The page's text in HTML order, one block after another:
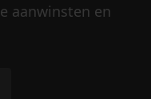
aanwinsten en